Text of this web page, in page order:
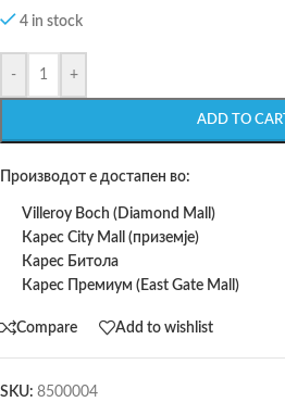
4 in stock
- +
ADD TO CART
Производот е достапен во:
Villeroy Boch (Diamond Mall)
Карес City Mall (приземје)
Карес Битола
Карес Премиум (East Gate Mall)
Compare Add to wishlist
SKU: 8500004